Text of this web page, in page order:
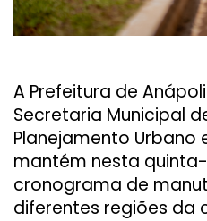
A Prefeitura de
Secretaria Municipal
Planejamento Urbano
mantém nesta
cronograma de
diferentes regiões da